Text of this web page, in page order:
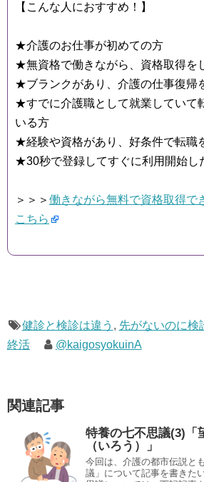
【こんな人におすすめ！】
★介護のお仕事が初めての方
★無資格で働きながら、資格取得を
★ブランクがあり、介護の仕事復帰
★すでに介護職として就業していて
いる方
★経験や資格があり、好条件で転職
★30秒で登録してすぐに利用開始し
＞＞＞ 働きながら無料で資格取得で
こちら
健診と検診は違う , 先がないのに検
終活
@kaigosyokuinA
関連記事
特養の七不思議(3)「
（いろう）」
今回は、介護の都市伝説と
議」について記事を書きた